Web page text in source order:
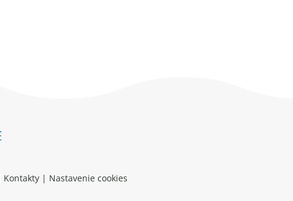
Kontakty| Nastavenie cookies